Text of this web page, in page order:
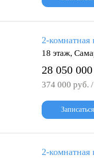
2-комнатная
18 этаж,
28 050
374 000 руб.
2-комнатная